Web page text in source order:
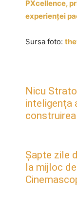
PXcellence,
experienței
Sursa foto:
Nicu
inteligența
Șapte zile
la mijloc